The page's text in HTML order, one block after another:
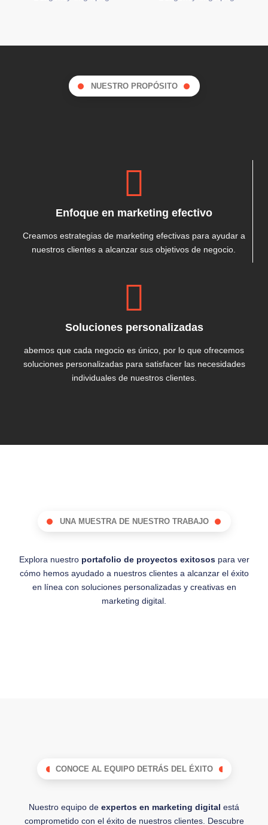
NUESTRO PROPÓSITO
Enfoque en marketing efectivo
Creamos estrategias de marketing efectivas para ayudar a
nuestros clientes a alcanzar sus objetivos de negocio.
Soluciones personalizadas
abemos que cada negocio es único, por lo que ofrecemos
soluciones personalizadas para satisfacer las necesidades
individuales de nuestros clientes.
UNA MUESTRA DE NUESTRO TRABAJO
Explora nuestro portafolio de proyectos exitosospara ver
cómo hemos ayudado a nuestros clientes a alcanzar el éxito
en línea con soluciones personalizadas y creativas en
marketing digital.
CONOCE AL EQUIPO DETRÁS DEL ÉXITO
Nuestro equipo de expertos en marketing digital está
comprometido con el éxito de nuestros clientes. Descubre